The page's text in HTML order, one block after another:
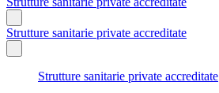
Strutture sanitarie private accreditate
Strutture sanitarie private accreditate